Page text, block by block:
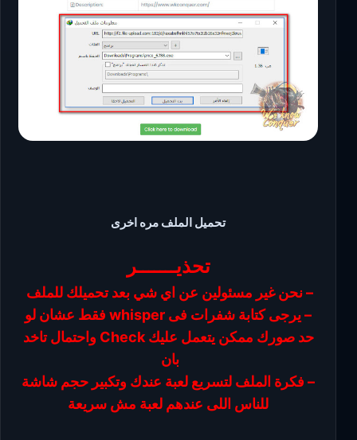
تحميل الملف مره اخرى
تحذيـــــــر
– نحن غير مسئولين عن اي شي بعد تحميلك للملف
– يرجى كتابة شفرات فى whisper فقط عشان لو
حد صورك ممكن يتعمل عليك Check واحتمال تاخد
بان
– فكرة الملف لتسريع لعبة عندك وتكبير حجم شاشة
للناس اللى عندهم لعبة مش سريعة